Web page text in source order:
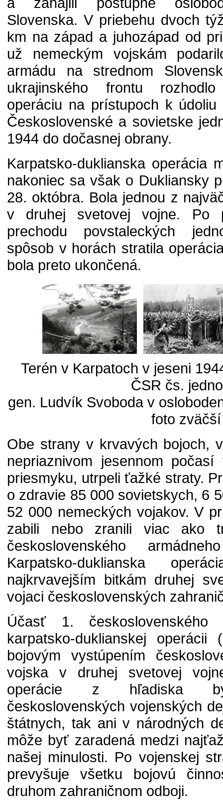
Slovenska. V priebehu dvoch
km na západ a juhozápad od
už nemeckým vojskám
armádu na strednom
ukrajinského frontu rozhodlo
operáciu na prístupoch k
Československé a sovietske
1944 do dočasnej obrany.
Karpatsko-duklianska
nakoniec sa však o Dukliansky
28. októbra. Bola jednou z
v druhej svetovej vojne. Po
prechodu povstaleckých
spôsob v horách stratila
bola preto ukončená.
Terén v Karpatoch v jeseni
ČSR čs.
gen. Ludvík Svoboda v
foto
Obe strany v krvavých bojoch,
nepriaznivom jesennom
priesmyku, utrpeli ťažké straty.
o zdravie 85 000 sovietskych, 6
52 000 nemeckých vojakov. V
zabili nebo zranili viac ako
československého
Karpatsko-duklianska
najkrvavejším bitkám druhej
vojaci československých
Účasť 1.
karpatsko-duklianskej operácii
bojovým vystúpením
vojska v druhej svetovej
operácie z hľadiska
československých vojenských
štátnych, tak ani v národných
môže byť zaradená medzi
našej minulosti. Po vojenskej
prevyšuje všetku bojovú
druhom zahraničnom odboji.